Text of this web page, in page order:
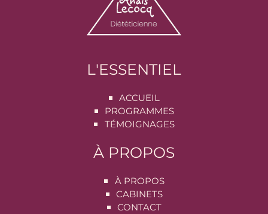
L'ESSENTIEL
ACCUEIL
PROGRAMMES
TÉMOIGNAGES
À PROPOS
À PROPOS
CABINETS
CONTACT